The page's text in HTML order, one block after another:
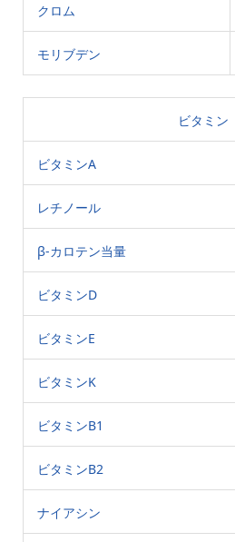
クロム
モリブデン
ビタミン
ビタミンA
レチノール
β-カロテン当量
ビタミンD
ビタミンE
ビタミンK
ビタミンB1
ビタミンB2
ナイアシン